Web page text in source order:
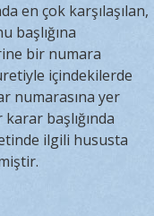
en çok karşılaşılan,
başlığına
bir numara
içindekilerde
numarasına yer
başlığında
ilgili hususta